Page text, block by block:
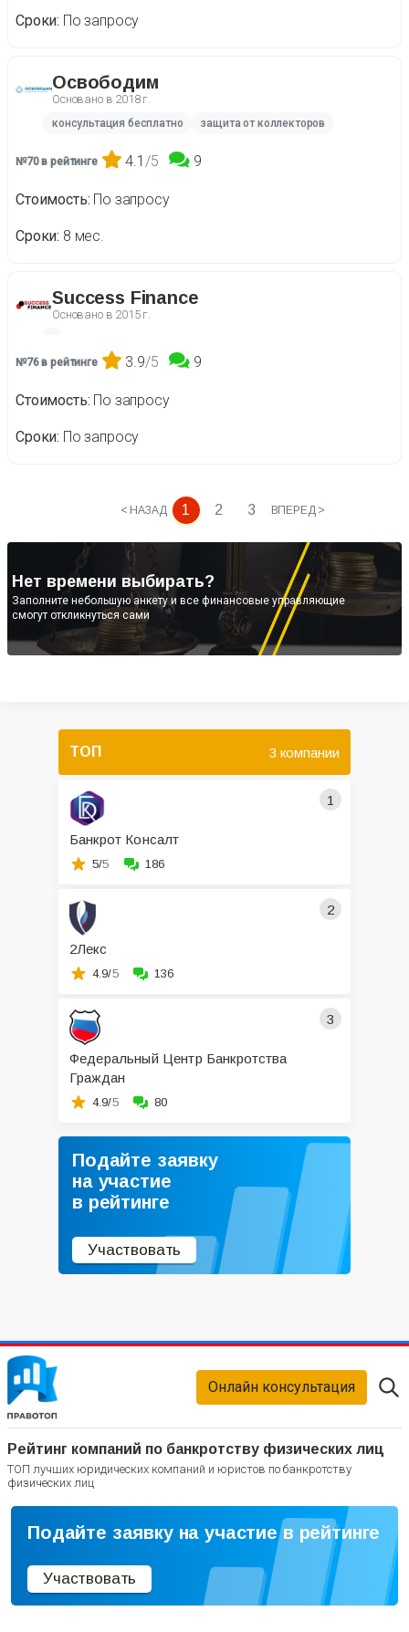
Сроки По запросу
Освободим
Основано в 2018 г.
консультация бесплатно защита от коллекторов
№70 в рейтинге 4.1 /5 9
Стоимость По запросу
Сроки 8 мес.
Success Finance
Основано в 2015 г.
№76 в рейтинге 3.9/5 9
Стоимость По запросу
Сроки По запросу
< НАЗАД 1 2 3 ВПЕРЕД >
Нет времени выбирать?
Заполните небольшую анкету и все финансовые управляющие
смогут откликнуться сами
ТОП 3 компании
1
Банкрот Консалт
5/5 186
2
2Лекс
4.9/5 136
3
Федеральный Центр Банкротства
Граждан
4.9/5 80
Подайте заявку
на участие
в рейтинге
Участвовать
Рейтинг компаний по банкротству физических лиц
ТОП лучших юридических компаний и юристов по банкротству
физических лиц
Онлайн консультация
Подайте заявку на участие в рейтинге
Участвовать